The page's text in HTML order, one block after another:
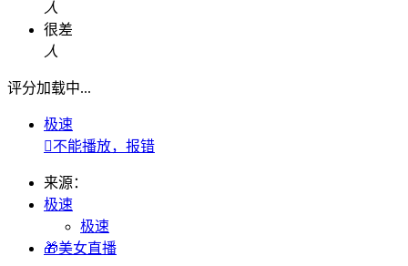
人
很差
人
评分加载中...
极速
不能播放，报错
来源：
极速
极速
🎁美女直播